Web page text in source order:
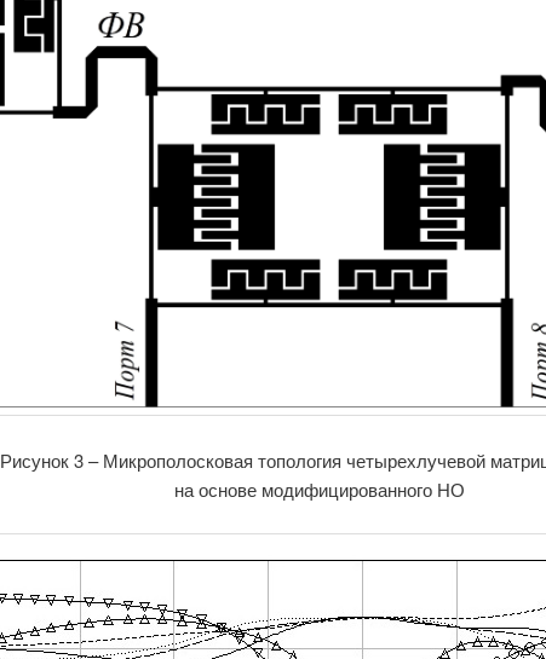
Рисунок 3 – Микрополосковая топология четырехлучевой
на основе модифицированного НО